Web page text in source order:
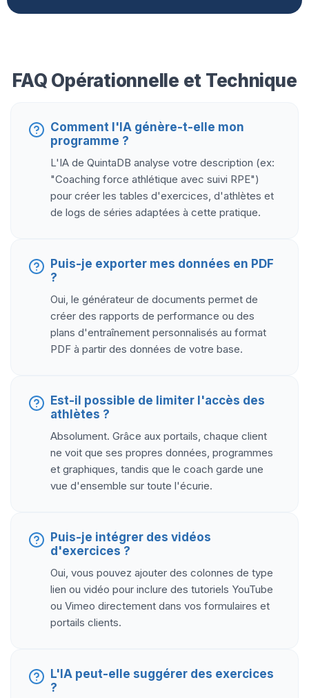
FAQ Opérationnelle et Technique
Comment l'IA génère-t-elle mon
programme ?
L'IA de QuintaDB analyse votre description (ex:
"Coaching force athlétique avec suivi RPE")
pour créer les tables d'exercices, d'athlètes et
de logs de séries adaptées à cette pratique.
Puis-je exporter mes données en PDF
?
Oui, le générateur de documents permet de
créer des rapports de performance ou des
plans d'entraînement personnalisés au format
PDF à partir des données de votre base.
Est-il possible de limiter l'accès des
athlètes ?
Absolument. Grâce aux portails, chaque client
ne voit que ses propres données, programmes
et graphiques, tandis que le coach garde une
vue d'ensemble sur toute l'écurie.
Puis-je intégrer des vidéos
d'exercices ?
Oui, vous pouvez ajouter des colonnes de type
lien ou vidéo pour inclure des tutoriels YouTube
ou Vimeo directement dans vos formulaires et
portails clients.
L'IA peut-elle suggérer des exercices
?